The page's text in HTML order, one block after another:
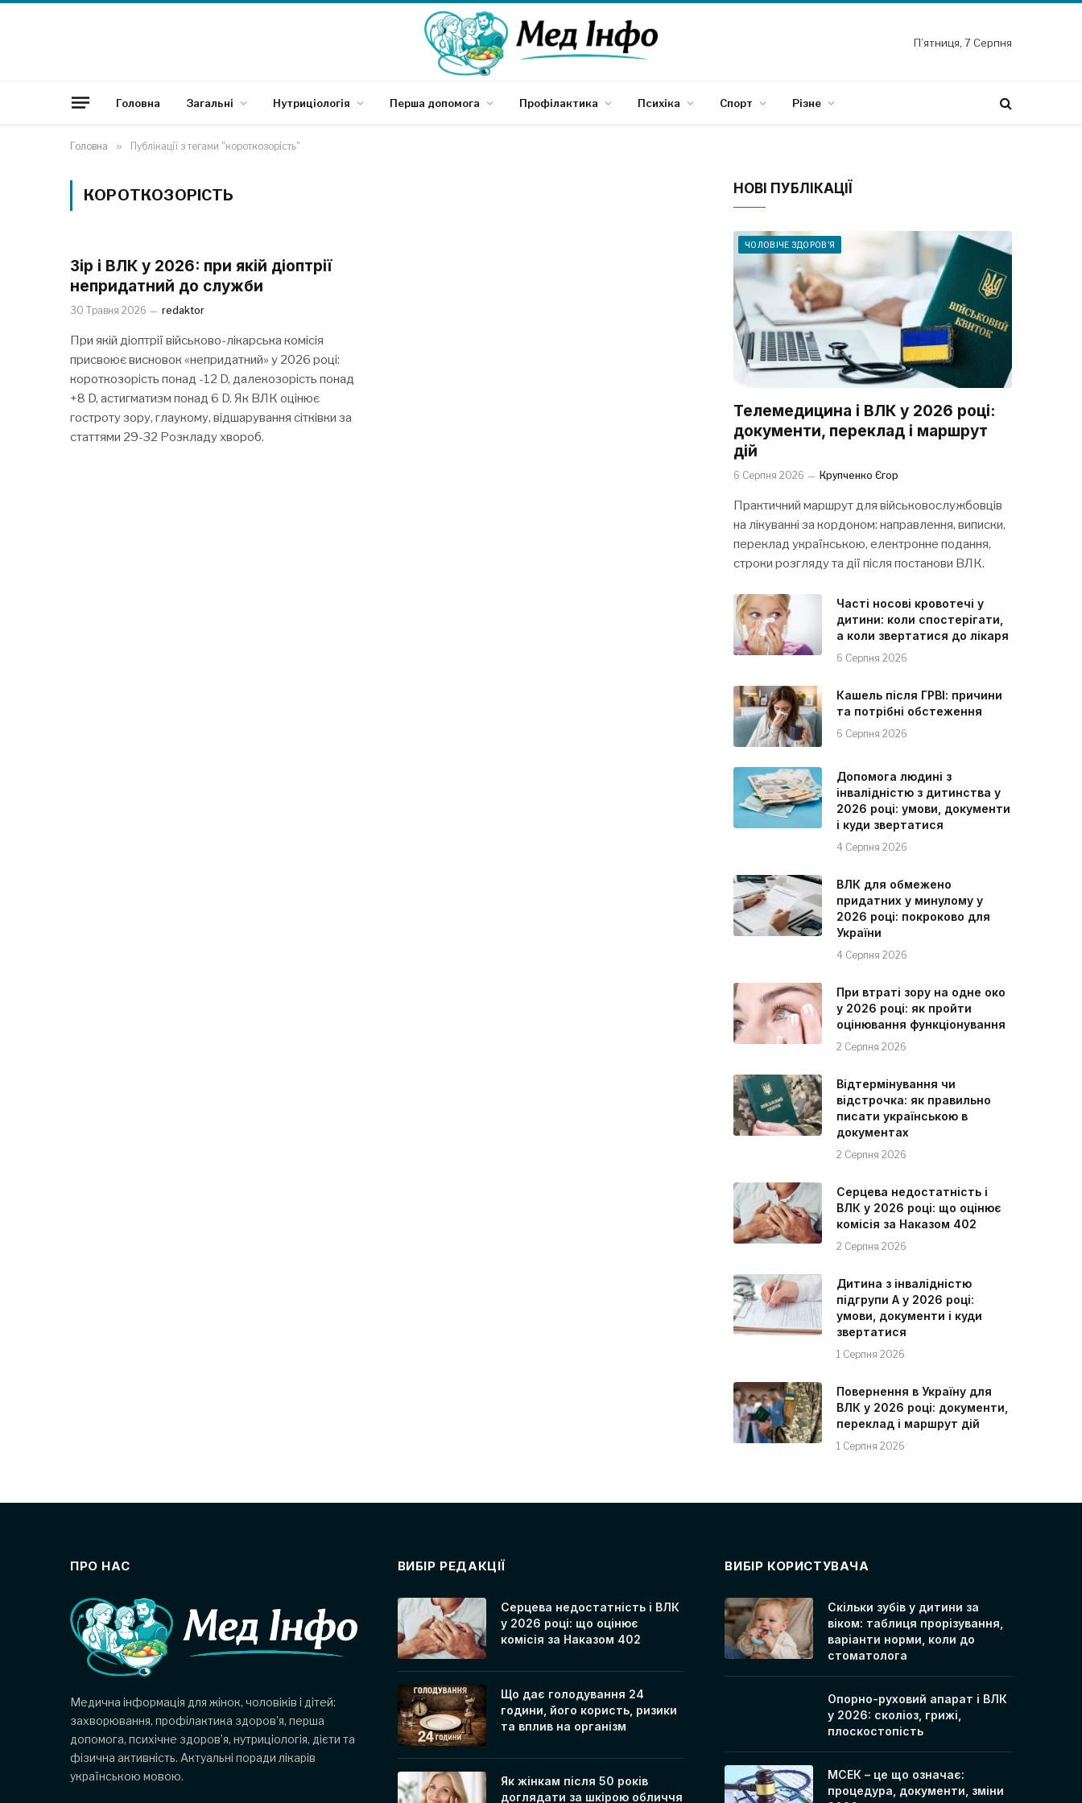
П’ятниця, 7 Серпня
Головна Загальні Нутриціологія Перша допомога Профілактика Психіка Спорт Різне
Головна » Публікації з тегами "короткозорість"
КОРОТКОЗОРІСТЬ
Зір і ВЛК у 2026: при якій діоптрії
непридатний до служби
30 Травня 2026 redaktor
При якій діоптрії військово-лікарська комісія
присвоює висновок «непридатний» у 2026 році:
короткозорість понад -12 D, далекозорість понад
+8 D, астигматизм понад 6 D. Як ВЛК оцінює
гостроту зору, глаукому, відшарування сітківки за
статтями 29-32 Розкладу хвороб.
НОВІ ПУБЛІКАЦІЇ
ЧОЛОВІЧЕ ЗДОРОВ'Я
Телемедицина і ВЛК у 2026 році:
документи, переклад і маршрут
дій
6 Серпня 2026 Крупченко Єгор
Практичний маршрут для військовослужбовців
на лікуванні за кордоном: направлення, виписки,
переклад українською, електронне подання,
строки розгляду та дії після постанови ВЛК.
Часті носові кровотечі у
дитини: коли спостерігати,
а коли звертатися до лікаря
6 Серпня 2026
Кашель після ГРВІ: причини
та потрібні обстеження
6 Серпня 2026
Допомога людині з
інвалідністю з дитинства у
2026 році: умови, документи
і куди звертатися
4 Серпня 2026
ВЛК для обмежено
придатних у минулому у
2026 році: покроково для
України
4 Серпня 2026
При втраті зору на одне око
у 2026 році: як пройти
оцінювання функціонування
2 Серпня 2026
Відтермінування чи
відстрочка: як правильно
писати українською в
документах
2 Серпня 2026
Серцева недостатність і
ВЛК у 2026 році: що оцінює
комісія за Наказом 402
2 Серпня 2026
Дитина з інвалідністю
підгрупи А у 2026 році:
умови, документи і куди
звертатися
1 Серпня 2026
Повернення в Україну для
ВЛК у 2026 році: документи,
переклад і маршрут дій
1 Серпня 2026
ПРО НАС
Медична інформація для жінок, чоловіків і дітей:
захворювання, профілактика здоров’я, перша
допомога, психічне здоров’я, нутриціологія, дієти та
фізична активність. Актуальні поради лікарів
українською мовою.
ВИБІР РЕДАКЦІЇ
Серцева недостатність і ВЛК
у 2026 році: що оцінює
комісія за Наказом 402
Що дає голодування 24
години, його користь, ризики
та вплив на організм
Як жінкам після 50 років
доглядати за шкірою обличчя
ВИБІР КОРИСТУВАЧА
Скільки зубів у дитини за
віком: таблиця прорізування,
варіанти норми, коли до
стоматолога
Опорно-руховий апарат і ВЛК
у 2026: сколіоз, грижі,
плоскостопість
МСЕК – це що означає:
процедура, документи, зміни